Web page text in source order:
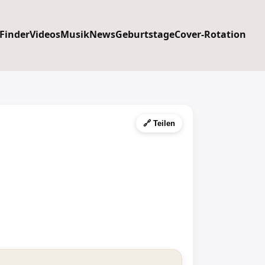
VideosMusikNewsGeburtstageCover-Rotation
🔗 Teilen